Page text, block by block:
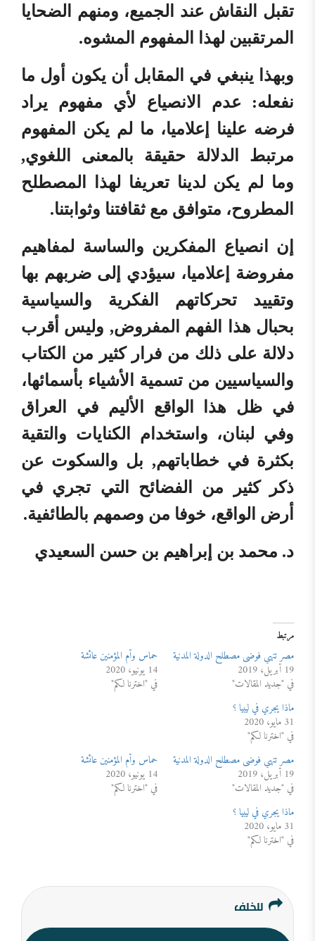
تقبل النقاش عند الجميع، ومنهم الضحايا
المرتقبين لهذا المفهوم المشوه.
وبهذا ينبغي في المقابل أن يكون أول ما
نفعله: عدم الانصياع لأي مفهوم يراد
فرضه علينا إعلاميا، ما لم يكن المفهوم
مرتبط الدلالة حقيقة بالمعنى اللغوي,
وما لم يكن لدينا تعريفا لهذا المصطلح
المطروح، متوافق مع ثقافتنا وثوابتنا.
إن انصياع المفكرين والساسة لمفاهيم
مفروضة إعلاميا، سيؤدي إلى ضربهم بها
وتقييد تحركاتهم الفكرية والسياسية
بحبال هذا الفهم المفروض, وليس أقرب
دلالة على ذلك من فرار كثير من الكتاب
والسياسيين من تسمية الأشياء بأسمائها،
في ظل هذا الواقع الأليم في العراق
وفي لبنان، واستخدام الكنايات والتقية
بكثرة في خطاباتهم, بل والسكوت عن
ذكر كثير من الفضائح التي تجري في
أرض الواقع، خوفا من وصمهم بالطائفية.
د. محمد بن إبراهيم بن حسن السعيدي
مرتبط
مصر تنهي فوضى مصطلح الدولة المدنية
19 أبريل، 2019
في "جديد المقالات"
حماس وأم المؤمنين عائشة
14 يونيو، 2020
في "اخترنا لكم"
ماذا يجري في ليبيا ؟
31 مايو، 2020
في "اخترنا لكم"
مصر تنهي فوضى مصطلح الدولة المدنية
19 أبريل، 2019
في "جديد المقالات"
حماس وأم المؤمنين عائشة
14 يونيو، 2020
في "اخترنا لكم"
ماذا يجري في ليبيا ؟
31 مايو، 2020
في "اخترنا لكم"
للخلف